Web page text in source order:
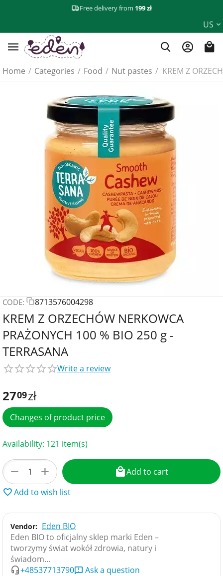
Free delivery from 199 zł
US
Home / Categories / Food / Nut pastes / KREM Z
CODE: 8713576004298
KREM Z ORZECHÓW NERKOWCA
PRAŻONYCH 100 % BIO 250 g -
TERRASANA
Write a review
2709zł
Changes of product price
Availability: 121 item(s)
+
−
Add to cart
Add to wish list
Vendor: Eden BIO
Eden BIO to oficjalny sklep marki Eden –
tworzymy świat wokół zdrowia, natury i
świadom...
+48537713790
Ask a question